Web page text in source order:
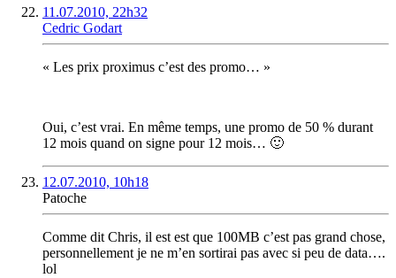
11.07.2010, 22h32
Cedric Godart
« Les prix proximus c’est des promo… »
Oui, c’est vrai. En même temps, une promo de 50 % durant
12 mois quand on signe pour 12 mois… 🙂
12.07.2010, 10h18
Patoche
Comme dit Chris, il est est que 100MB c’est pas grand chose,
personnellement je ne m’en sortirai pas avec si peu de data….
lol